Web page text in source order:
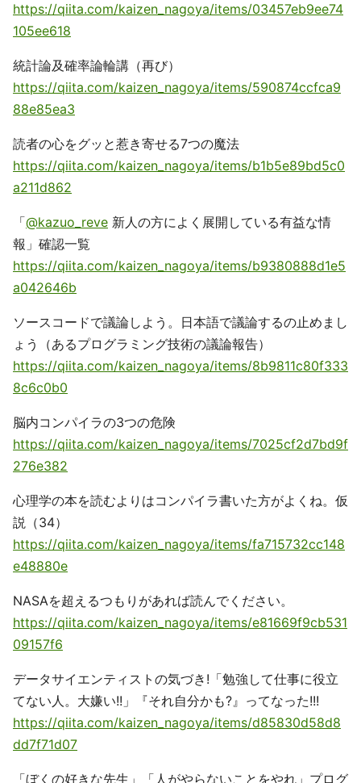
https://qiita.com/kaizen_nagoya/items/03457eb9ee74
105ee618
統計論及確率論輪講（再び）
https://qiita.com/kaizen_nagoya/items/590874ccfca9
88e85ea3
読者の心をグッと惹き寄せる7つの魔法
https://qiita.com/kaizen_nagoya/items/b1b5e89bd5c0
a211d862
「@kazuo_reve 新人の方によく展開している有益な情
報」確認一覧
https://qiita.com/kaizen_nagoya/items/b9380888d1e5
a042646b
ソースコードで議論しよう。日本語で議論するの止めまし
ょう（あるプログラミング技術の議論報告）
https://qiita.com/kaizen_nagoya/items/8b9811c80f333
8c6c0b0
脳内コンパイラの3つの危険
https://qiita.com/kaizen_nagoya/items/7025cf2d7bd9f
276e382
心理学の本を読むよりはコンパイラ書いた方がよくね。仮
説（34）
https://qiita.com/kaizen_nagoya/items/fa715732cc148
e48880e
NASAを超えるつもりがあれば読んでください。
https://qiita.com/kaizen_nagoya/items/e81669f9cb531
09157f6
データサイエンティストの気づき!「勉強して仕事に役立
てない人。大嫌い!!」『それ自分かも?』ってなった!!!
https://qiita.com/kaizen_nagoya/items/d85830d58d8
dd7f71d07
「ぼくの好きな先生」「人がやらないことをやれ」プログ